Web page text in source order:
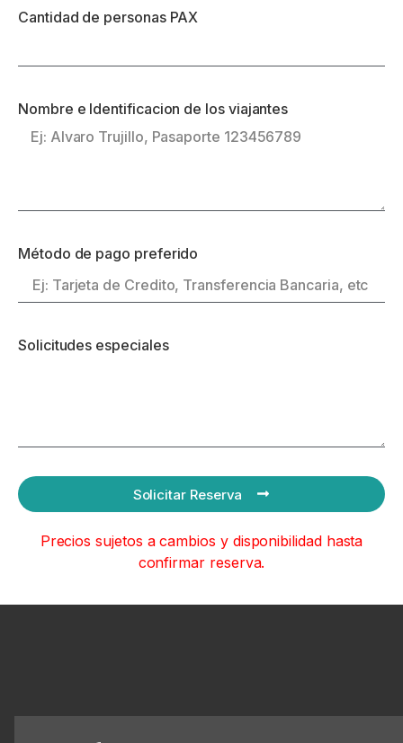
Cantidad de personas PAX
Nombre e Identificacion de los viajantes
Método de pago preferido
Solicitudes especiales
Solicitar Reserva
Precios sujetos a cambios y disponibilidad hasta
confirmar reserva.